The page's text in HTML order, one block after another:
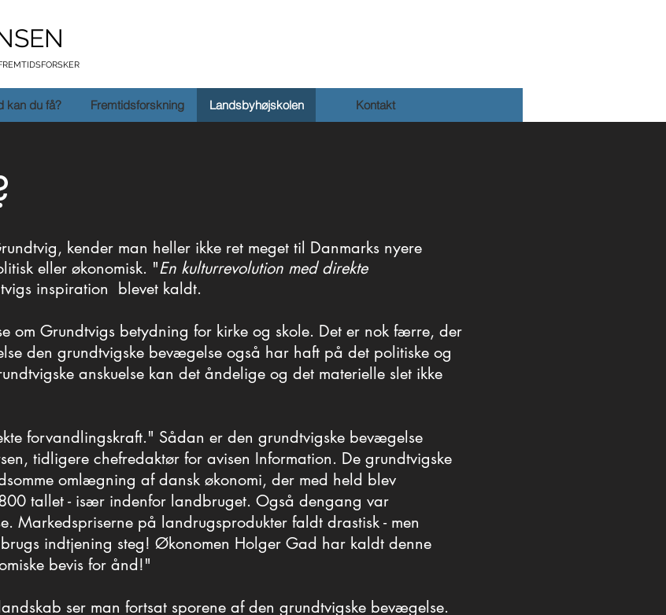
kan du få? Fremtidsforskning Landsbyhøjskolen Kontakt
om Grundtvigs betydning for kirke og skole. Det er nok færre, der
den grundtvigske bevægelse også har haft på det politiske og
anskuelse kan det åndelige og det materielle slet ikke
forvandlingskraft." Sådan er den grundtvigske bevægelse
tidligere chefredaktør for avisen Information. De grundtvigske
omlægning af dansk økonomi, der med held blev
tallet - især indenfor landbruget. Også dengang var
Markedspriserne på landrugsprodukter faldt drastisk - men
indtjening steg! Økonomen Holger Gad har kaldt denne
kender man heller ikke ret meget til Danmarks nyere
eller økonomisk. "En kulturrevolution med direkte
inspiration blevet kaldt.
om Grundtvigs betydning for kirke og skole. Det er nok færre, der
den grundtvigske bevægelse også har haft på det politiske og
anskuelse kan det åndelige og det materielle slet ikke
forvandlingskraft." Sådan er den grundtvigske bevægelse
tidligere chefredaktør for avisen Information. De grundtvigske
omlægning af dansk økonomi, der med held blev
tallet - især indenfor landbruget. Også dengang var
Markedspriserne på landrugsprodukter faldt drastisk - men
indtjening steg! Økonomen Holger Gad har kaldt denne
bevis for ånd!"
ser man fortsat sporene af den grundtvigske bevægelse.